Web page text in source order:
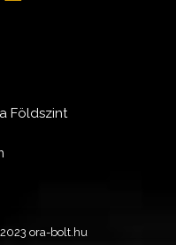
Földszint
ora-bolt.hu